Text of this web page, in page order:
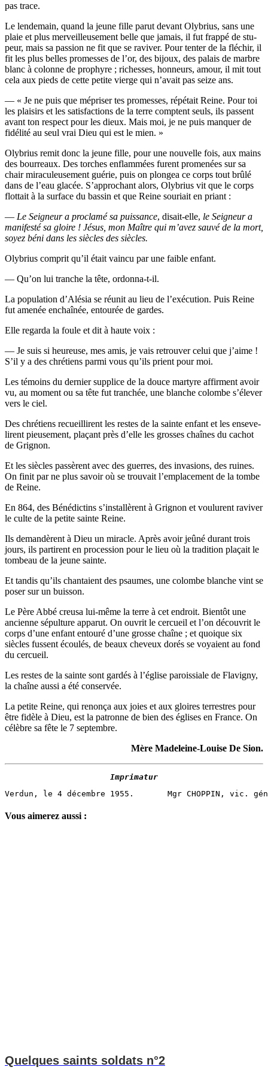
pas trace.
Le len­de­main, quand la jeune fille parut devant Oly­brius, sans une
plaie et plus mer­veilleu­se­ment belle que jamais, il fut frap­pé de stu­
peur, mais sa pas­sion ne fit que se ravi­ver. Pour ten­ter de la flé­chir, il
fit les plus belles pro­messes de l’or, des bijoux, des palais de marbre
blanc à colonne de pro­phyre ; richesses, hon­neurs, amour, il mit tout
cela aux pieds de cette petite vierge qui n’a­vait pas seize ans.
— « Je ne puis que mépri­ser tes pro­messes, répé­tait Reine. Pour toi
les plai­sirs et les satis­fac­tions de la terre comptent seuls, ils passent
avant ton res­pect pour les dieux. Mais moi, je ne puis man­quer de
fidé­li­té au seul vrai Dieu qui est le mien. »
Oly­brius remit donc la jeune fille, pour une nou­velle fois, aux mains
des bour­reaux. Des torches enflam­mées furent pro­me­nées sur sa
chair mira­cu­leu­se­ment gué­rie, puis on plon­gea ce corps tout brû­lé
dans de l’eau gla­cée. S’ap­pro­chant alors, Oly­brius vit que le corps
flot­tait à la sur­face du bas­sin et que Reine sou­riait en priant :
— Le Sei­gneur a pro­cla­mé sa puis­sance, disait-elle, le Sei­gneur a
mani­fes­té sa gloire ! Jésus, mon Maître qui m’a­vez sau­vé de la mort,
soyez béni dans les siècles des siècles.
Oly­brius com­prit qu’il était vain­cu par une faible enfant.
— Qu’on lui tranche la tête, ordonna-t-il.
La popu­la­tion d’A­lé­sia se réunit au lieu de l’exé­cu­tion. Puis Reine
fut ame­née enchaî­née, entou­rée de gardes.
Elle regar­da la foule et dit à haute voix :
— Je suis si heu­reuse, mes amis, je vais retrou­ver celui que j’aime !
S’il y a des chré­tiens par­mi vous qu’ils prient pour moi.
Les témoins du der­nier sup­plice de la douce mar­tyre affirment avoir
vu, au moment ou sa tête fut tran­chée, une blanche colombe s’é­le­ver
vers le ciel.
Des chré­tiens recueillirent les restes de la sainte enfant et les ense­ve­
lirent pieu­se­ment, pla­çant près d’elle les grosses chaînes du cachot
de Grignon.
Et les siècles pas­sèrent avec des guerres, des inva­sions, des ruines.
On finit par ne plus savoir où se trou­vait l’emplacement de la tombe
de Reine.
En 864, des Béné­dic­tins s’ins­tal­lèrent à Gri­gnon et vou­lurent ravi­ver
le culte de la petite sainte Reine.
Ils deman­dèrent à Dieu un miracle. Après avoir jeû­né durant trois
jours, ils par­tirent en pro­ces­sion pour le lieu où la tra­di­tion pla­çait le
tom­beau de la jeune sainte.
Et tan­dis qu’ils chan­taient des psaumes, une colombe blanche vint se
poser sur un buisson.
Le Père Abbé creu­sa lui-même la terre à cet endroit. Bien­tôt une
ancienne sépul­ture appa­rut. On ouvrit le cer­cueil et l’on décou­vrit le
corps d’une enfant entou­ré d’une grosse chaîne ; et quoique six
siècles fussent écou­lés, de beaux che­veux dorés se voyaient au fond
du cercueil.
Les restes de la sainte sont gar­dés à l’é­glise parois­siale de Fla­vi­gny,
la chaîne aus­si a été conservée.
La petite Reine, qui renon­ça aux joies et aux gloires ter­restres pour
être fidèle à Dieu, est la patronne de bien des églises en France. On
célèbre sa fête le 7 septembre.
Mère Made­leine-Louise De Sion.
Imprimatur
Verdun, le 4 décembre 1955.       Mgr CHOPPIN, vic.
Vous aimerez aussi :
Quelques saints soldats n°2